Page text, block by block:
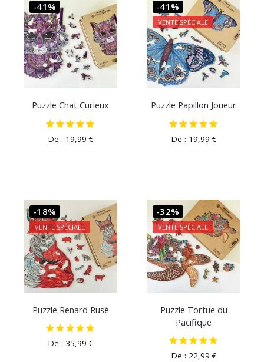
-41%
Puzzle Chat Curieux
De : 19,99€
-41%
VENTE SPÉCIALE
Puzzle Papillon Joueur
De : 19,99€
-18%
VENTE SPÉCIALE
Puzzle Renard Rusé
De : 35,99€
-32%
VENTE SPÉCIALE
Puzzle Tortue du
Pacifique
De : 22,99€